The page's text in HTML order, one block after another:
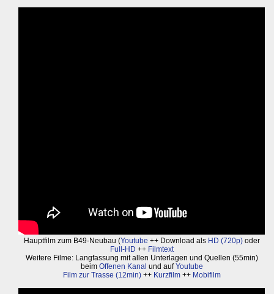
Hauptfilm zum B49-Neubau (Youtube ++ Download als HD (720p)oder
Full-HD ++ Filmtext
Weitere Filme: Langfassung mit allen Unterlagen und Quellen (55min)
beim Offenen Kanal und aufYoutube
Film zur Trasse (12min)++ Kurzfilm++ Mobifilm